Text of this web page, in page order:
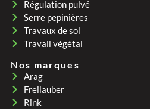
Régulation pulvé
Serre pepinières
Travaux de sol
Travail végétal
Nos marques
Arag
Freilauber
Rink